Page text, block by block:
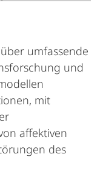
umfassende
und
mit
affektiven
des